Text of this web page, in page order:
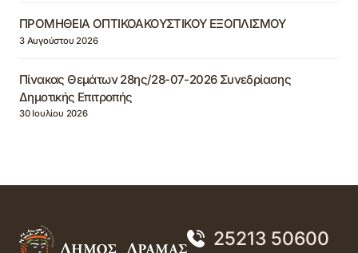
ΠΡΟΜΗΘΕΙΑ ΟΠΤΙΚΟΑΚΟΥΣΤΙΚΟΥ ΕΞΟΠΛΙΣΜΟΥ
3 Αυγούστου 2026
Πίνακας Θεμάτων 28ης/28-07-2026 Συνεδρίασης
Δημοτικής Επιτροπής
30 Ιουλίου 2026
25213 50600